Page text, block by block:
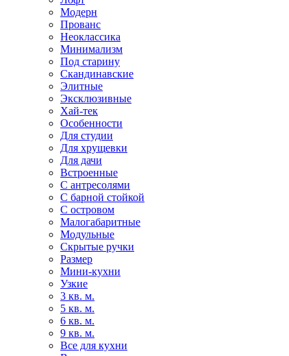
Модерн
Прованс
Неоклассика
Минимализм
Под старину
Скандинавские
Элитные
Эксклюзивные
Хай-тек
Особенности
Для студии
Для хрущевки
Для дачи
Встроенные
С антресолями
С барной стойкой
С островом
Малогабаритные
Модульные
Скрытые ручки
Размер
Мини-кухни
Узкие
3 кв. м.
5 кв. м.
6 кв. м.
9 кв. м.
Все для кухни